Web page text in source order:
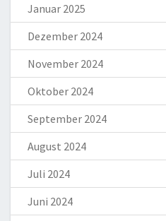
Januar 2025
Dezember 2024
November 2024
Oktober 2024
September 2024
August 2024
Juli 2024
Juni 2024